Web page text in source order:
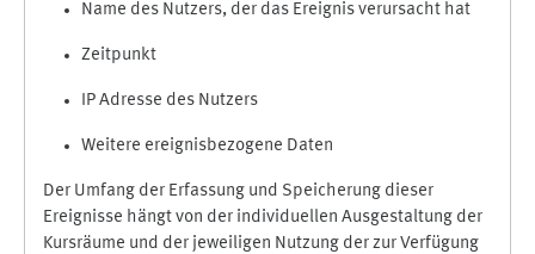
Name des Nutzers, der das Ereignis verursacht hat
Zeitpunkt
IP Adresse des Nutzers
Weitere ereignisbezogene Daten
Der Umfang der Erfassung und Speicherung dieser
Ereignisse hängt von der individuellen Ausgestaltung der
Kursräume und der jeweiligen Nutzung der zur Verfügung